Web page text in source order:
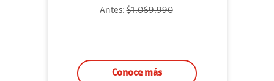
Antes:$1.069.990
Conoce más